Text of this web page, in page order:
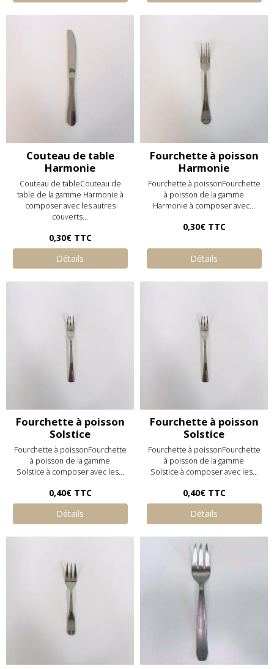
Couteau de table
Harmonie
Couteau de tableCouteau de
table de la gamme Harmonie à
composer avec les autres
couverts...
0,30€ TTC
Détails
Fourchette à poisson
Harmonie
Fourchette à poissonFourchette
à poisson de la gamme
Harmonie à composer avec...
0,30€ TTC
Détails
Fourchette à poisson
Solstice
Fourchette à poissonFourchette
à poisson de la gamme
Solstice à composer avec les...
0,40€ TTC
Détails
Fourchette à poisson
Solstice
Fourchette à poissonFourchette
à poisson de la gamme
Solstice à composer avec les...
0,40€ TTC
Détails